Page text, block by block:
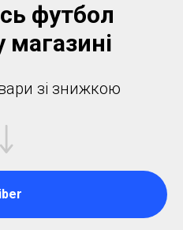
футбол
магазинi
зі знижкою